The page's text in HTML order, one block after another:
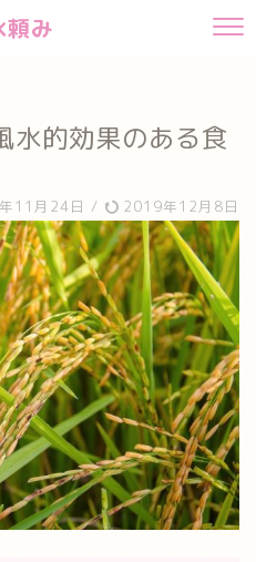
頼み
水的効果のある食
11月24日 / 2019年12月8日